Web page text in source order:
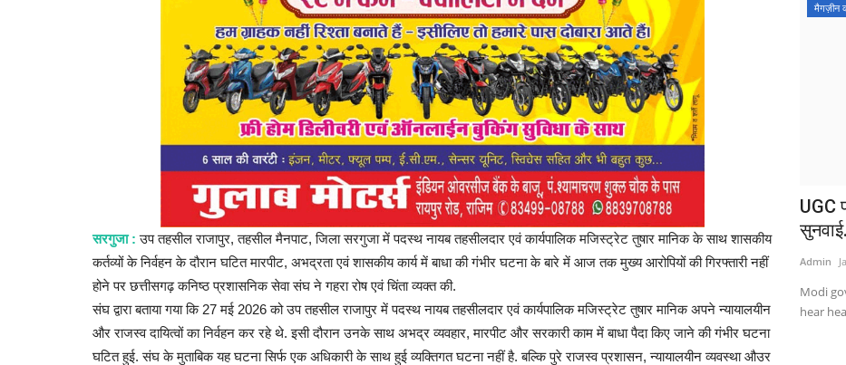
सरगुजा : उप तहसील राजापुर, तहसील मैनपाट, जिला सरगुजा में पदस्थ नायब तहसीलदार एवं कार्यपालिक मजिस्ट्रेट तुषार मानिक के साथ शासकीय
कर्तव्यों के निर्वहन के दौरान घटित मारपीट, अभद्रता एवं शासकीय कार्य में बाधा की गंभीर घटना के बारे में आज तक मुख्य आरोपियों की गिरफ्तारी नहीं
होने पर छत्तीसगढ़ कनिष्ठ प्रशासनिक सेवा संघ ने गहरा रोष एवं चिंता व्यक्त की.
संघ द्वारा बताया गया कि 27 मई 2026 को उप तहसील राजापुर में पदस्थ नायब तहसीलदार एवं कार्यपालिक मजिस्ट्रेट तुषार मानिक अपने न्यायालयीन
और राजस्व दायित्वों का निर्वहन कर रहे थे. इसी दौरान उनके साथ अभद्र व्यवहार, मारपीट और सरकारी काम में बाधा पैदा किए जाने की गंभीर घटना
घटित हुई. संघ के मुताबिक यह घटना सिर्फ एक अधिकारी के साथ हुई व्यक्तिगत घटना नहीं है. बल्कि पुरे राजस्व प्रशासन, न्यायालयीन व्यवस्था औउर
मैगज़ीन
UGC
Admin
Modi
hear